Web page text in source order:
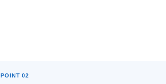
POINT 02